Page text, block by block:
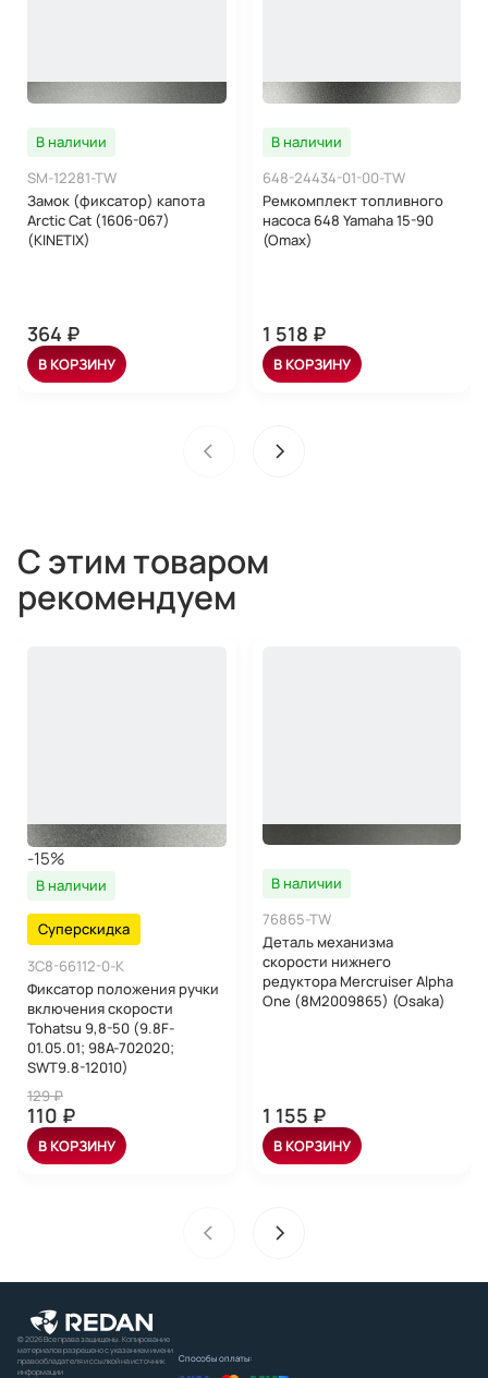
В наличии
SM-12281-TW
Замок (фиксатор) капота
Arctic Cat (1606-067)
(KINETIX)
364 ₽
В КОРЗИНУ
В наличии
648-24434-01-00-TW
Ремкомплект топливного
насоса 648 Yamaha 15-90
(Omax)
1 518 ₽
В КОРЗИНУ
С этим товаром
рекомендуем
-15%
В наличии
Суперскидка
3C8-66112-0-K
Фиксатор положения ручки
включения скорости
Tohatsu 9,8-50 (9.8F-
01.05.01; 98A-702020;
SWT9.8-12010)
129 ₽
110 ₽
В КОРЗИНУ
В наличии
76865-TW
Деталь механизма
скорости нижнего
редуктора Mercruiser Alpha
One (8M2009865) (Osaka)
1 155 ₽
В КОРЗИНУ
© 2026 Все права защищены. Копирование
материалов разрешено с указанием имени
правообладателя и ссылкой на источник
информации
Способы оплаты: